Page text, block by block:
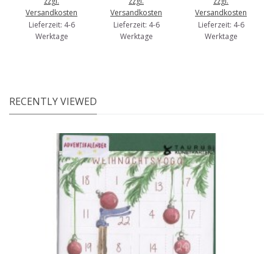
Versandkosten
Lieferzeit: 4-6
Werktage
Versandkosten
Lieferzeit: 4-6
Werktage
Versandkosten
Lieferzeit: 4-6
Werktage
RECENTLY VIEWED